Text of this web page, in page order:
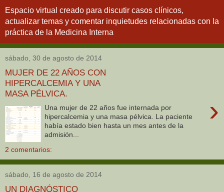
Espacio virtual creado para discutir casos clínicos,
actualizar temas y comentar inquietudes relacionadas con la
práctica de la Medicina Interna
sábado, 30 de agosto de 2014
MUJER DE 22 AÑOS CON
HIPERCALCEMIA Y UNA
MASA PÉLVICA.
›
Una mujer de 22 años fue internada por
hipercalcemia y una masa pélvica. La paciente
había estado bien hasta un mes antes de la
admisión...
2 comentarios:
sábado, 16 de agosto de 2014
UN DIAGNÓSTICO